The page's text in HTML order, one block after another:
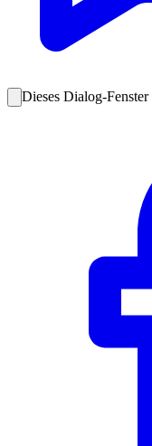
Dieses Dialog-